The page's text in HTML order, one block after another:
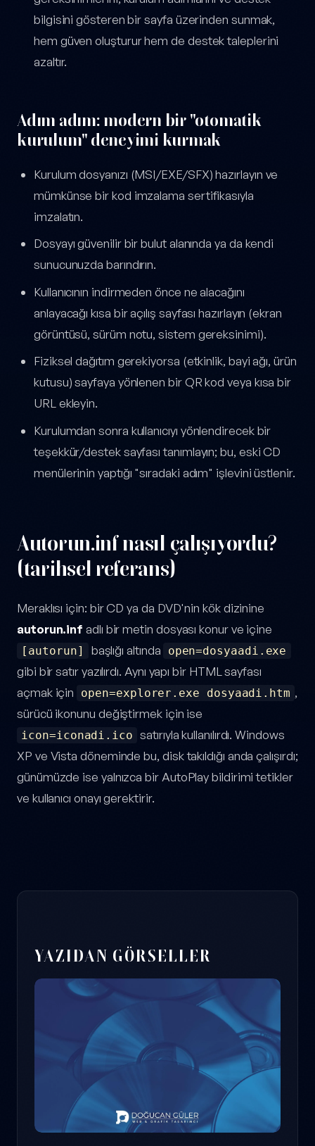
bilgisini gösteren bir sayfa üzerinden sunmak,
hem güven oluşturur hem de destek taleplerini
azaltır.
Adım adım: modern bir "otomatik
kurulum" deneyimi kurmak
Kurulum dosyanızı (MSI/EXE/SFX) hazırlayın ve
mümkünse bir kod imzalama sertifikasıyla
imzalatın.
Dosyayı güvenilir bir bulut alanında ya da kendi
sunucunuzda barındırın.
Kullanıcının indirmeden önce ne alacağını
anlayacağı kısa bir açılış sayfası hazırlayın (ekran
görüntüsü, sürüm notu, sistem gereksinimi).
Fiziksel dağıtım gerekiyorsa (etkinlik, bayi ağı, ürün
kutusu) sayfaya yönlenen bir QR kod veya kısa bir
URL ekleyin.
Kurulumdan sonra kullanıcıyı yönlendirecek bir
teşekkür/destek sayfası tanımlayın; bu, eski CD
menülerinin yaptığı "sıradaki adım" işlevini üstlenir.
Autorun.inf nasıl çalışıyordu?
(tarihsel referans)
Meraklısı için: bir CD ya da DVD'nin kök dizinine
autorun.inf adlı bir metin dosyası konur ve içine
[autorun] başlığı altında open=dosyaadi.exe
gibi bir satır yazılırdı. Aynı yapı bir HTML sayfası
açmak için
open=explorer.exe dosyaadi.htm ,
sürücü ikonunu değiştirmek için ise
icon=iconadi.ico satırıyla kullanılırdı. Windows
XP ve Vista döneminde bu, disk takıldığı anda çalışırdı;
günümüzde ise yalnızca bir AutoPlay bildirimi tetikler
ve kullanıcı onayı gerektirir.
YAZIDAN GÖRSELLER